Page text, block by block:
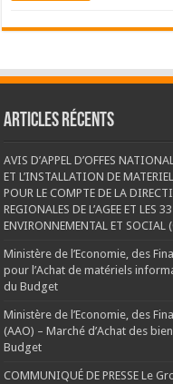
Articles récents
AVIS D’APPEL D’OFFES
ET L’INSTALLATION DE
POUR LE COMPTE DE LA
REGIONALES DE L’AGEE ET LES
ENVIRONNEMENTAL ET SOCIAL
Ministère de l’Economie, des
pour l’Achat de matériels
du Budget
Ministère de l’Economie, des
(AAO) – Marché d’Achat des
Budget
COMMUNIQUÉ DE PRESSE Le